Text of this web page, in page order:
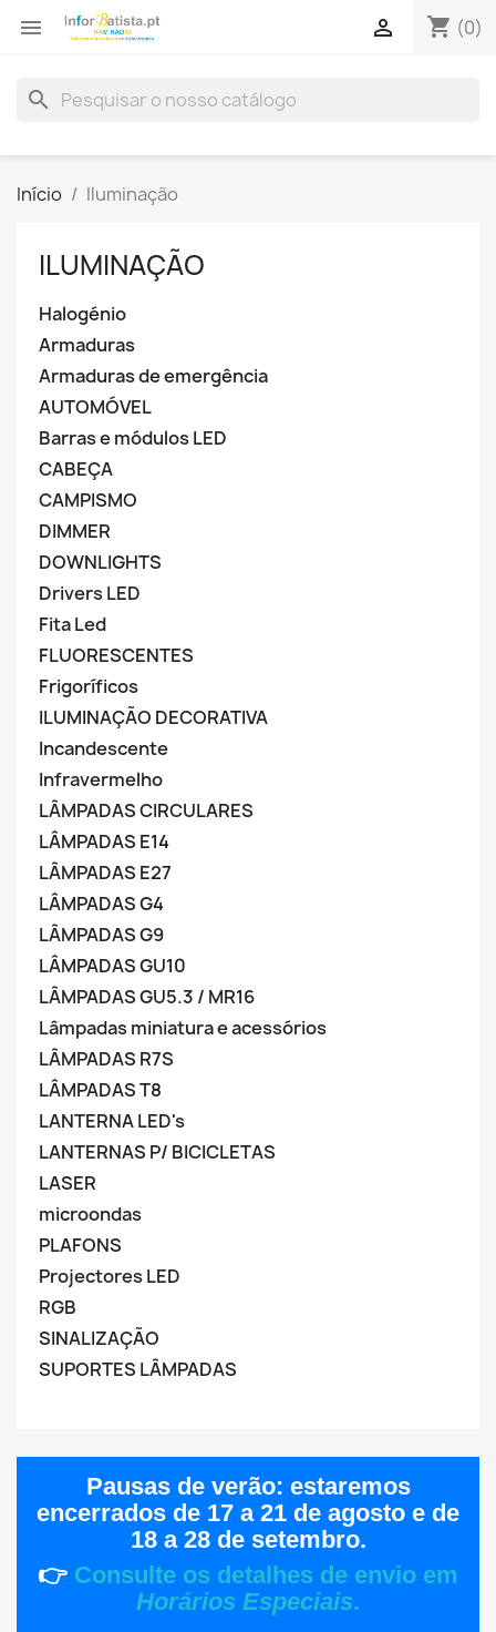
 shopping_cart (0)

search
Início Iluminação
ILUMINAÇÃO
Halogénio
Armaduras
Armaduras de emergência
AUTOMÓVEL
Barras e módulos LED
CABEÇA
CAMPISMO
DIMMER
DOWNLIGHTS
Drivers LED
Fita Led
FLUORESCENTES
Frigoríficos
ILUMINAÇÃO DECORATIVA
Incandescente
Infravermelho
LÂMPADAS CIRCULARES
LÂMPADAS E14
LÂMPADAS E27
LÂMPADAS G4
LÂMPADAS G9
LÂMPADAS GU10
LÂMPADAS GU5.3 / MR16
Lâmpadas miniatura e acessórios
LÂMPADAS R7S
LÂMPADAS T8
LANTERNA LED's
LANTERNAS P/ BICICLETAS
LASER
microondas
PLAFONS
Projectores LED
RGB
SINALIZAÇÃO
SUPORTES LÂMPADAS
Pausas de verão: estaremos
encerrados de 17 a 21 de agosto e de
18 a 28 de setembro.
👉 Consulte os detalhes de envio em
Horários Especiais.